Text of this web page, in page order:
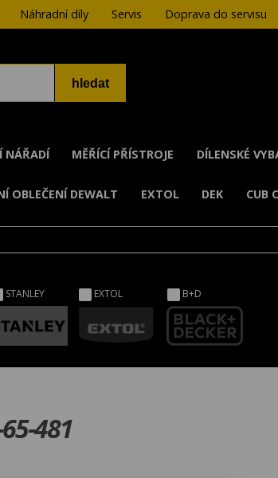
Náhradní díly Servis Doprava do servisu
NÁŘADÍ MĚŘÍCÍ PŘÍSTROJE DÍLENSKÉ
OBLEČENÍ DEWALT EXTOL DEK CUB
STANLEY EXTOL B+D
481